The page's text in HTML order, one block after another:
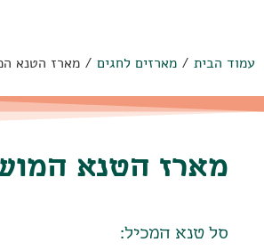
עמוד הבית / מארזים לחגים / מארז הטנא
מארז הטנא
סל טנא המכיל: